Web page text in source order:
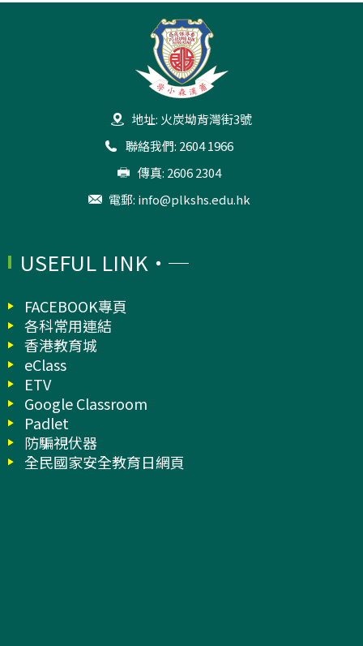
地址: 火炭坳背灣街3號
聯絡我們: 2604 1966
傳真: 2606 2304
電郵: info@plkshs.edu.hk
USEFUL LINK
FACEBOOK專頁
各科常用連結
香港教育城
eClass
ETV
Google Classroom
Padlet
防騙視伏器
全民國家安全教育日網頁